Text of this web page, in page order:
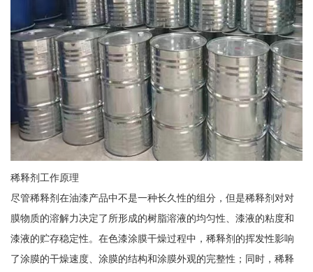
稀释剂工作原理
尽管稀释剂在油漆产品中不是一种长久性的组分，但是稀释剂对对
膜物质的溶解力决定了所形成的树脂溶液的均匀性、漆液的粘度和
漆液的贮存稳定性。在色漆涂膜干燥过程中，稀释剂的挥发性影响
了涂膜的干燥速度、涂膜的结构和涂膜外观的完整性；同时，稀释